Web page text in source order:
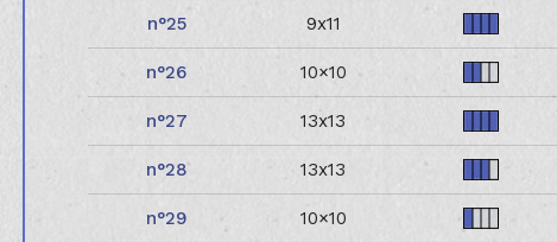
25 9x11
26 10×10
27 13x13
28 13x13
29 10×10